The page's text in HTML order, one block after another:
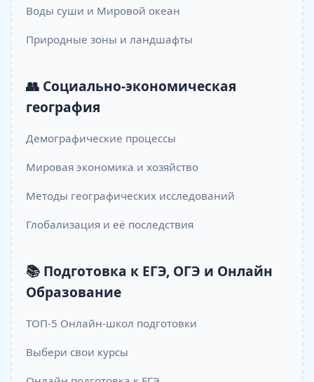
Воды суши и Мировой океан
Природные зоны и ландшафты
👥 Социально-экономическая
география
Демографические процессы
Мировая экономика и хозяйство
Методы географических исследований
Глобализация и её последствия
📚 Подготовка к ЕГЭ, ОГЭ и Онлайн
Образование
ТОП-5 Онлайн-школ подготовки
Выбери свои курсы